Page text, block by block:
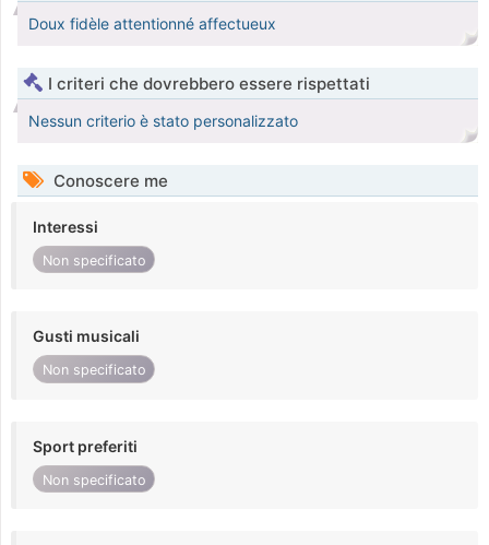
Doux fidèle attentionné affectueux
I criteri che dovrebbero essere rispettati
Nessun criterio è stato personalizzato
Conoscere me
Interessi
Non specificato
Gusti musicali
Non specificato
Sport preferiti
Non specificato